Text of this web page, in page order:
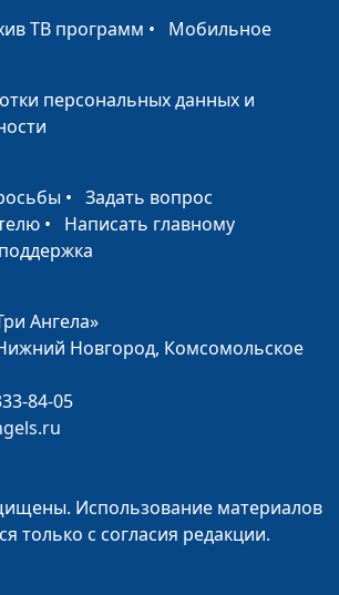
священнослужитель
Дмитрий Булатов,
Всегда ли
Павел Гончар,
священнослужитель,
щеку: как
священнослужитель,
магистр богословия
ТВ программ • Мобильное
персональных данных и
• Задать вопрос
• Написать главному
Ангела»
Новгород, Комсомольское
84-05
Использование материалов
только с согласия редакции.